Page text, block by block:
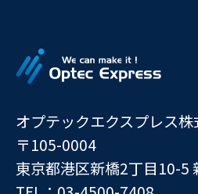
オプテックエクスプレス
〒105-0004
東京都港区新橋2丁目10-5